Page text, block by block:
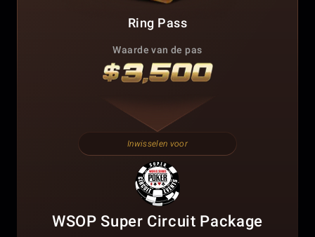
Ring Pass
Waarde van de pas
Inwisselen voor
WSOP Super Circuit Package